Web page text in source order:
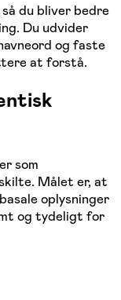
du bliver bedre
Du udvider
og faste
at forstå.
som
Målet er, at
oplysninger
og tydeligt for